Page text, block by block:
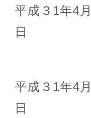
平成３1年
日
平成３1年
日